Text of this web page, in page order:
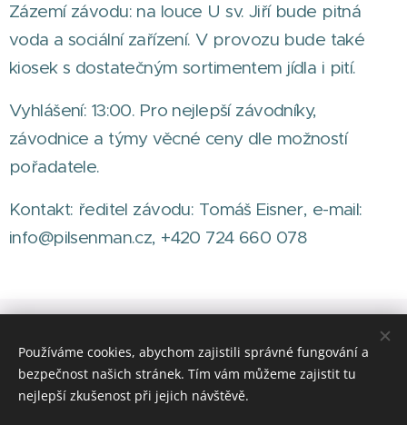
Zázemí závodu: na louce U sv. Jiří bude pitná
voda a sociální zařízení. V provozu bude také
kiosek s dostatečným sortimentem jídla i pití.
Vyhlášení: 13:00. Pro nejlepší závodníky,
závodnice a týmy věcné ceny dle možností
pořadatele.
Kontakt: ředitel závodu: Tomáš Eisner, e-mail:
info@pilsenman.cz, +420 724 660 078
© Pilsenman Club
Používáme cookies, abychom zajistili správné fungování a
bezpečnost našich stránek. Tím vám můžeme zajistit tu
nejlepší zkušenost při jejich návštěvě.